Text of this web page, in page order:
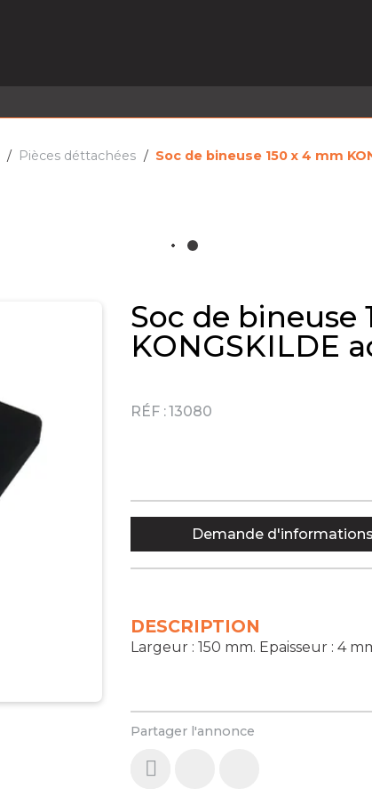
Pièces déttachées Soc de bineuse 150 x 4 mm
Soc de bineuse
KONGSKILDE
RÉF :13080
Partager l'annonce
DESCRIPTION
Largeur : 150 mm. Epaisseur : 4
Demande d'informations